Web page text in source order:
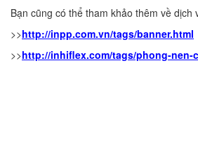
Bạn cũng có thể tham khảo thêm về dịch
>>http://inpp.com.vn/tags/banner.html
>>http://inhiflex.com/tags/phong-nen-